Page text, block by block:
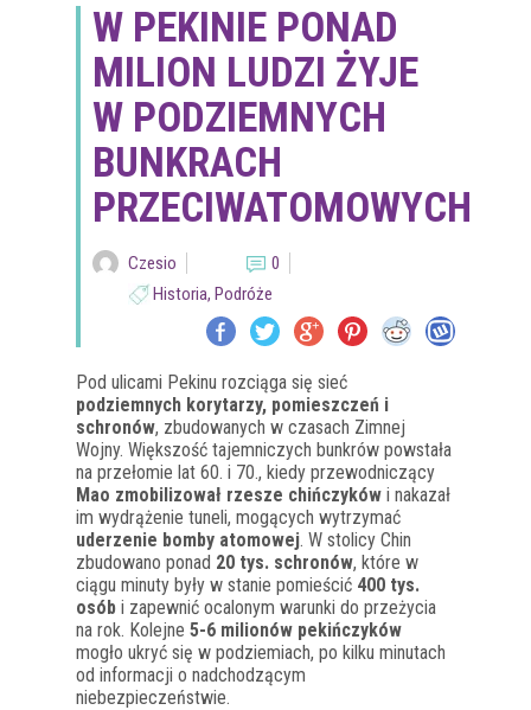
W PEKINIE PONAD
MILION LUDZI ŻYJE
W PODZIEMNYCH
BUNKRACH
PRZECIWATOMOWYCH
Czesio
0
Historia, Podróże
Pod ulicami Pekinu rozciąga się sieć
podziemnych korytarzy, pomieszczeń i
schronów, zbudowanych w czasach Zimnej
Wojny. Większość tajemniczych bunkrów powstała
na przełomie lat 60. i 70., kiedy przewodniczący
Mao zmobilizował rzesze chińczyków i nakazał
im wydrążenie tuneli, mogących wytrzymać
uderzenie bomby atomowej. W stolicy Chin
zbudowano ponad 20 tys. schronów, które w
ciągu minuty były w stanie pomieścić 400 tys.
osób i zapewnić ocalonym warunki do przeżycia
na rok. Kolejne 5-6 milionów pekińczyków
mogło ukryć się w podziemiach, po kilku minutach
od informacji o nadchodzącym
niebezpieczeństwie.